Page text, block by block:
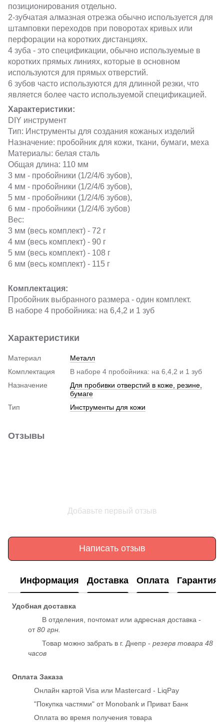
позиционирования отдельно.
2-зубчатая алмазная отрезка обычно используется для
штамповки переходов при поворотах кривых или
перфорации на коротких дистанциях.
4 зуба - это спецификации, обычно используемые в
коротких прямых линиях, которые в основном
используются для прямых отверстий.
6 зубов часто используются для длинной резки, что
является более часто используемой спецификацией.
Характеристики:
DIY инструмент
Тип: Инструменты для создания кожаных изделий
Назначение: пробойник для кожи, ткани, бумаги, меха
Материалы: белая сталь
Общая длина: 110 мм
3 мм - пробойники (1/2/4/6 зубов),
4 мм - пробойники (1/2/4/6 зубов),
5 мм - пробойники (1/2/4/6 зубов),
6 мм - пробойники (1/2/4/6 зубов)
Вес:
3 мм (весь комплект) - 72 г
4 мм (весь комплект) - 90 г
5 мм (весь комплект) - 108 г
6 мм (весь комплект) - 115 г
Комплектация:
Пробойник выбранного размера - один комплект.
В наборе 4 пробойника: на 6,4,2 и 1 зуб
Характеристики
Материал
Металл
Комплектация
В наборе 4 пробойника: на 6,4,2 и 1 зуб
Назначение
Для пробивки отверстий в коже, резине,
бумаге
Тип
Инструменты для кожи
Отзывы
Добавьте первый отзыв
Написать отзыв
Информация Доставка Оплата Гарантия
Удобная доставка
В отделения, почтомат или адресная доставка -
от80 грн.
Товар можно забрать в г. Днепр - резерв товара 48
часов
Оплата Заказа
Онлайн картой Visa или Mastercard - LiqPay
"Покупка частями" от Monobank и Приват Банк
Оплата во время получения товара